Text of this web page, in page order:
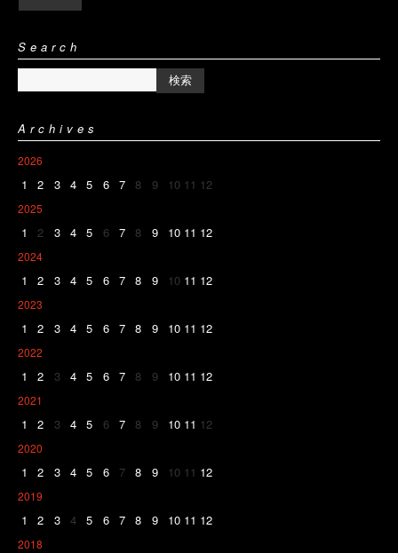
Search
Archives
2026
1 2 3 4 5 6 7 8 9 10 11 12
2025
1 2 3 4 5 6 7 8 9 10 11 12
2024
1 2 3 4 5 6 7 8 9 10 11 12
2023
1 2 3 4 5 6 7 8 9 10 11 12
2022
1 2 3 4 5 6 7 8 9 10 11 12
2021
1 2 3 4 5 6 7 8 9 10 11 12
2020
1 2 3 4 5 6 7 8 9 10 11 12
2019
1 2 3 4 5 6 7 8 9 10 11 12
2018